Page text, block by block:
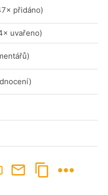
přidáno)
uvařeno)